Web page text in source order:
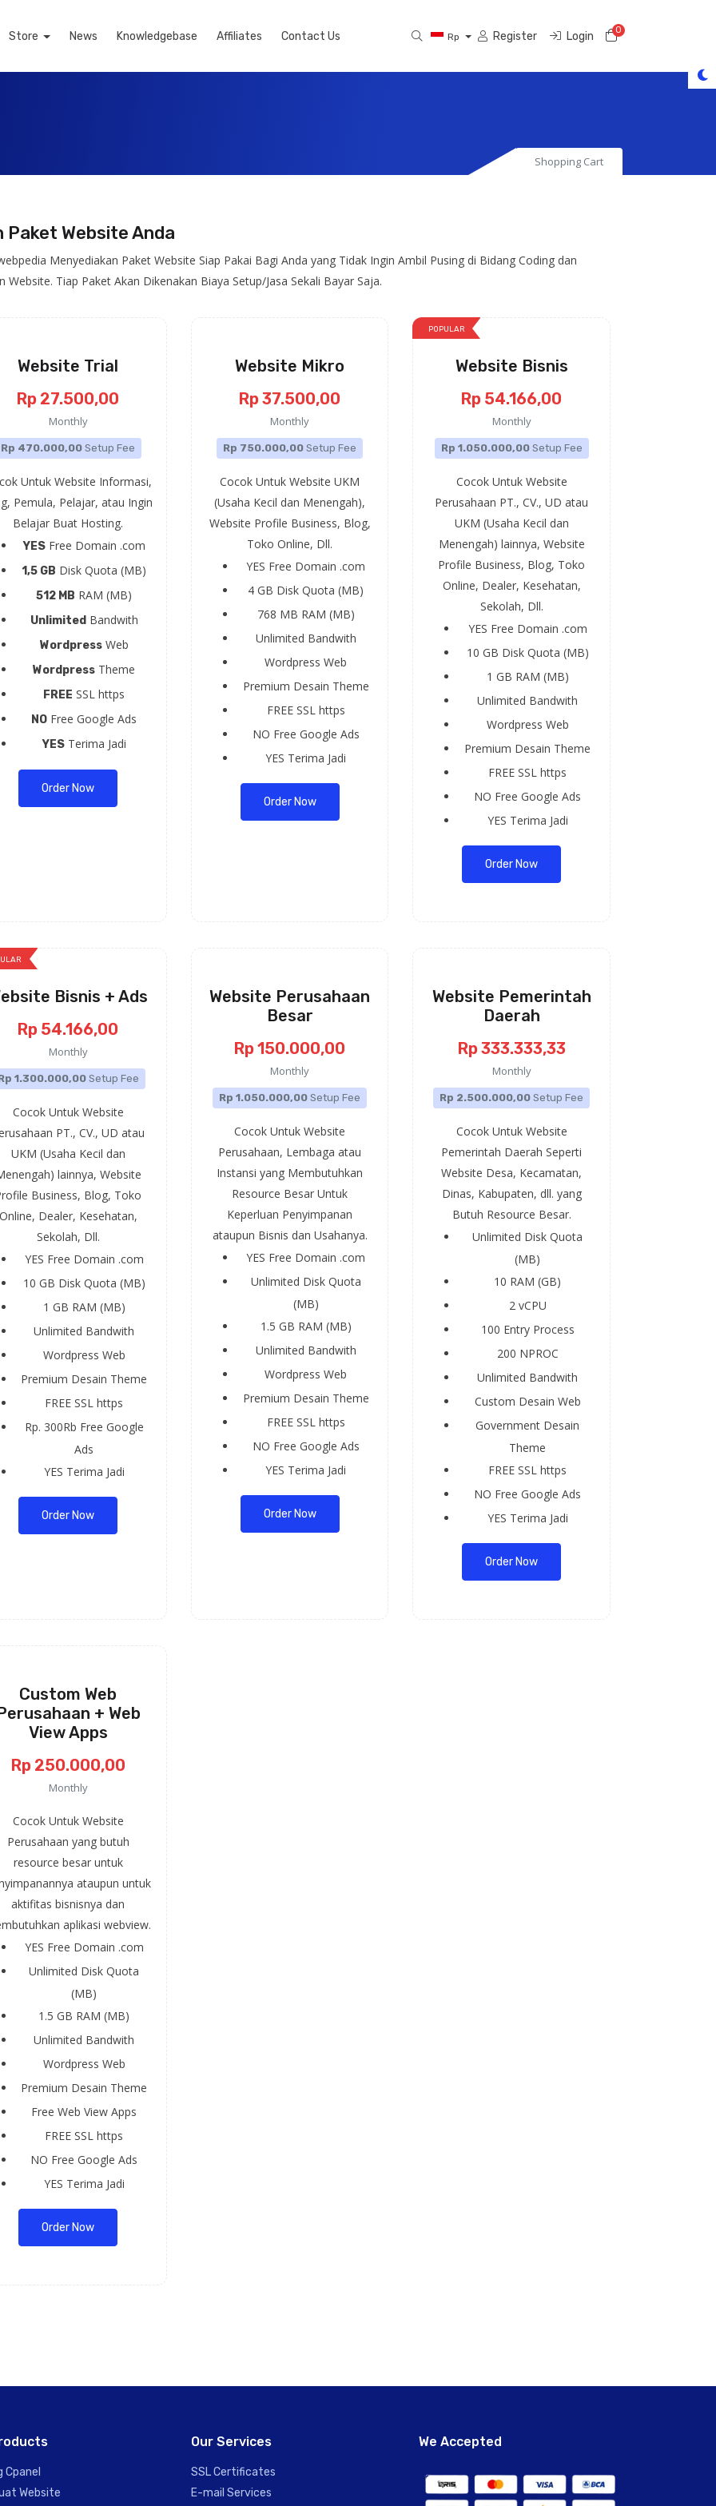
Store News Knowledgebase Affiliates Contact Us Rp Register Login 0Shopping Cart
Shopping Cart
Paket Website Anda
Menyediakan Paket Website Siap Pakai Bagi Anda yang Tidak Ingin Ambil Pusing di Bidang Coding dan
Website. Tiap Paket Akan Dikenakan Biaya Setup/Jasa Sekali Bayar Saja.
Website Trial
Rp 27.500,00
Monthly
Rp 470.000,00 Setup Fee
Untuk Website Informasi,
Pemula, Pelajar, atau Ingin
Belajar Buat Hosting.
YES Free Domain .com
1,5 GB Disk Quota (MB)
512 MB RAM (MB)
Unlimited Bandwith
Wordpress Web
Wordpress Theme
FREE SSL https
NO Free Google Ads
YES Terima Jadi
Order Now
Website Mikro
Rp 37.500,00
Monthly
Rp 750.000,00 Setup Fee
Cocok Untuk Website UKM
(Usaha Kecil dan Menengah),
Website Profile Business, Blog,
Toko Online, Dll.
YES Free Domain .com
4 GB Disk Quota (MB)
768 MB RAM (MB)
Unlimited Bandwith
Wordpress Web
Premium Desain Theme
FREESSL https
NO Free Google Ads
YES Terima Jadi
Order Now
POPULAR
Website Bisnis
Rp 54.166,00
Monthly
Rp 1.050.000,00Setup Fee
Cocok Untuk Website
Perusahaan PT., CV., UD atau
UKM (Usaha Kecil dan
Menengah) lainnya, Website
Profile Business, Blog, Toko
Online, Dealer, Kesehatan,
Sekolah, Dll.
YES Free Domain .com
10 GB Disk Quota (MB)
1 GB RAM (MB)
Unlimited Bandwith
Wordpress Web
Premium Desain Theme
FREE SSL https
NO Free Google Ads
YES Terima Jadi
Order Now
Bisnis + Ads
Rp 54.166,00
Monthly
1.300.000,00Setup Fee
Cocok Untuk Website
PT., CV., UD atau
UKM (Usaha Kecil dan
lainnya, Website
Business, Blog, Toko
Dealer, Kesehatan,
Sekolah, Dll.
YES Free Domain .com
10 GB Disk Quota (MB)
1 GB RAM (MB)
Unlimited Bandwith
Wordpress Web
Premium Desain Theme
FREE SSL https
Rp. 300Rb Free Google
Ads
YES Terima Jadi
Order Now
Website Perusahaan
Besar
Rp 150.000,00
Monthly
Rp 1.050.000,00 Setup Fee
Cocok Untuk Website
Perusahaan, Lembaga atau
Instansi yang Membutuhkan
Resource Besar Untuk
Keperluan Penyimpanan
ataupun Bisnis dan Usahanya.
YES Free Domain .com
Unlimited Disk Quota
(MB)
1.5 GB RAM (MB)
Unlimited Bandwith
Wordpress Web
Premium Desain Theme
FREESSL https
NO Free Google Ads
YES Terima Jadi
Order Now
Website Pemerintah
Daerah
Rp 333.333,33
Monthly
Rp 2.500.000,00 Setup Fee
Cocok Untuk Website
Pemerintah Daerah Seperti
Website Desa, Kecamatan,
Dinas, Kabupaten, dll. yang
Butuh Resource Besar.
Unlimited Disk Quota
(MB)
10 RAM (GB)
2vCPU
100 Entry Process
200 NPROC
Unlimited Bandwith
Custom Desain Web
Government Desain
Theme
FREE SSL https
NO Free Google Ads
YES Terima Jadi
Order Now
Custom Web
+ Web
View Apps
Rp 250.000,00
Monthly
Cocok Untuk Website
Perusahaan yang butuh
resource besar untuk
ataupun untuk
aktifitas bisnisnya dan
aplikasi webview.
YES Free Domain .com
Unlimited Disk Quota
(MB)
1.5 GB RAM (MB)
Unlimited Bandwith
Wordpress Web
Premium Desain Theme
Free Web View Apps
FREE SSL https
NO Free Google Ads
YES Terima Jadi
Order Now
Cpanel
Website
Our Services
SSL Certificates
E-mail Services
We Accepted